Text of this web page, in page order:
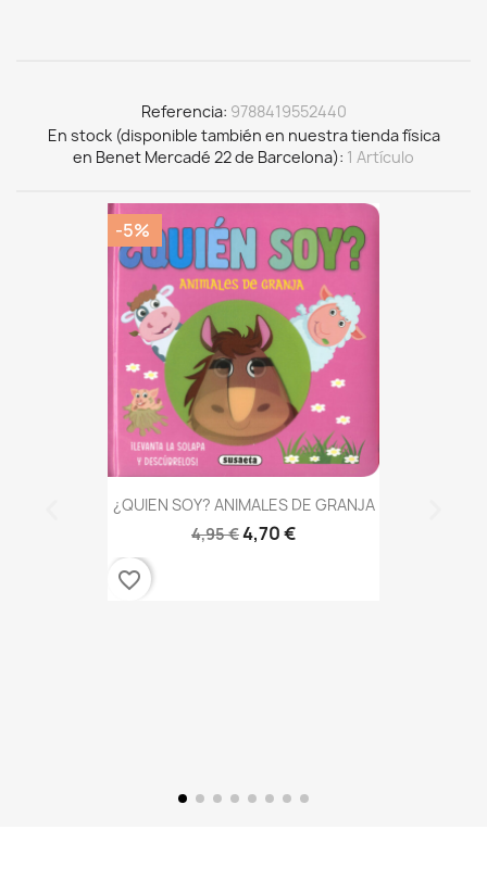
Referencia 9788419552440
En stock (disponible también en nuestra tienda física
en Benet Mercadé 22 de Barcelona) 1 Artículo
¿QUIEN SOY? ANIMALES DE GRANJA
4,95 €4,70 €
-5%
favorite_border